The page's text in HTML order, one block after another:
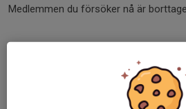
Medlemmen du försöker nå är